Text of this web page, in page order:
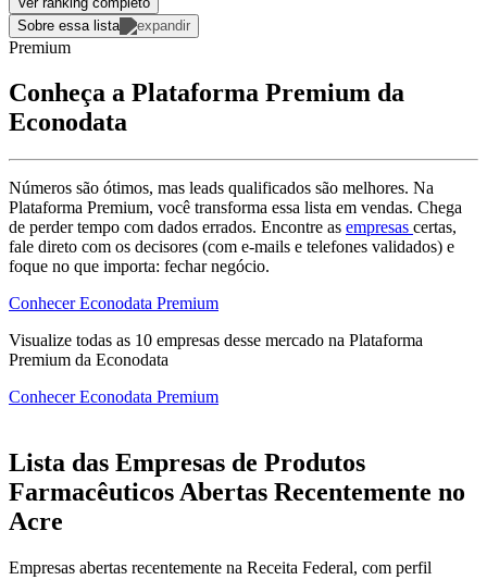
Sobre essa lista
Premium
Conheça a Plataforma Premium da
Econodata
Números são ótimos, mas leads qualificados são melhores. Na
Plataforma Premium, você transforma essa lista em vendas. Chega
de perder tempo com dados errados. Encontre as empresas certas,
fale direto com os decisores (com e-mails e telefones validados) e
foque no que importa: fechar negócio.
Conhecer Econodata Premium
Visualize todas as 10 empresas desse mercado na Plataforma
Premium da Econodata
Conhecer Econodata Premium
Lista das Empresas de Produtos
Farmacêuticos Abertas Recentemente no
Acre
Empresas abertas recentemente na Receita Federal, com perfil